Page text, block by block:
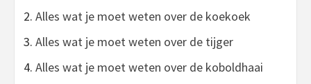
Alles wat je moet weten over de koekoek
Alles wat je moet weten over de tijger
Alles wat je moet weten over de koboldhaai